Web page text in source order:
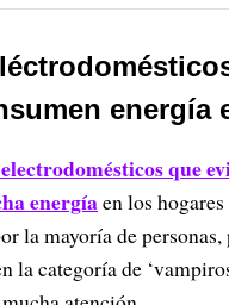
energía
que
energíaen los
la mayoría de personas,
la categoría de